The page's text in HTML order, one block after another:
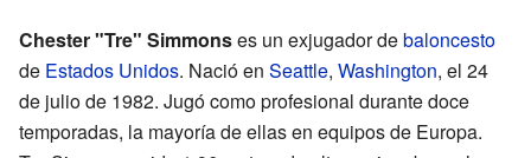
Chester "Tre" Simmonses un exjugador debaloncesto
de Estados Unidos. Nació en Seattle, Washington, el 24
de julio de 1982. Jugó como profesional durante doce
temporadas, la mayoría de ellas en equipos de Europa.